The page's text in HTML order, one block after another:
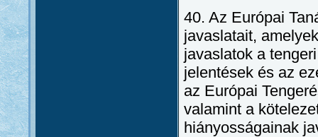
40. Az Európai
javaslatait,
javaslatok a
jelentések és az
az Európai
valamint a
hiányosságainak